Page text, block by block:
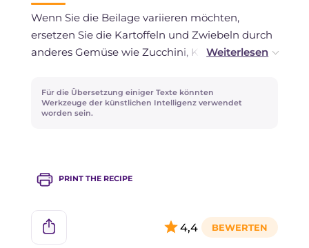
Wenn Sie die Beilage variieren möchten,
ersetzen Sie die Kartoffeln und Zwiebeln durch
anderes Gemüse wie Zucchini, Karotten,
verleiht einen anderen Geschmack, wobei die
Einfachheit der Zubereitung erhalten bleibt.
Sie eine Prise Chili oder geräucherte Paprika
hinzu.
Für die Übersetzung einiger Texte könnten
Werkzeuge der künstlichen Intelligenz verwendet
worden sein.
PRINT THE RECIPE
4,4